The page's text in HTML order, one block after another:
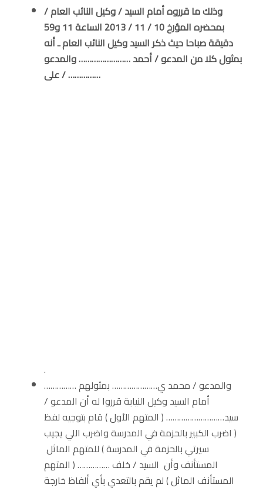
وذلك ما قرروه أمام السيد / وكيل النائب العام /
بمحضره المؤرخ 10 / 11 / 2013 الساعة 11 و59
دقيقة صباحا حيث ذكر السيد وكيل النائب العام ـ أنه
بمثول كلا من المدعو / أحمد …………………… والمدعو
/ على ……………
.
…………… والمدعو / محمد ي………………… بمثولهم
أمام السيد وكيل النيابة قرروا له أن المدعو /
سيد……………………… ( المتهم الأول ) قام بتوجيه لفظ
( اضرب الكبير بالحزمة في المدرسة واضرب اللي يجيب
سيرتي بالحزمة في المدرسة ) للمتهم الماثل
المستأنف وأن السيد / خلف …………… ( المتهم
المستأنف الماثل ) لم يقم بالتعدي بأي ألفاظ خارجة